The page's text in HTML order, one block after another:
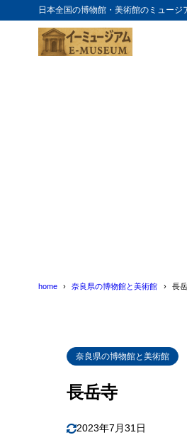
日本全国の博物館・美術館のミュージ
home 奈良県の博物館と美術館 長
奈良県の博物館と美術館
長岳寺
2023年7月31日